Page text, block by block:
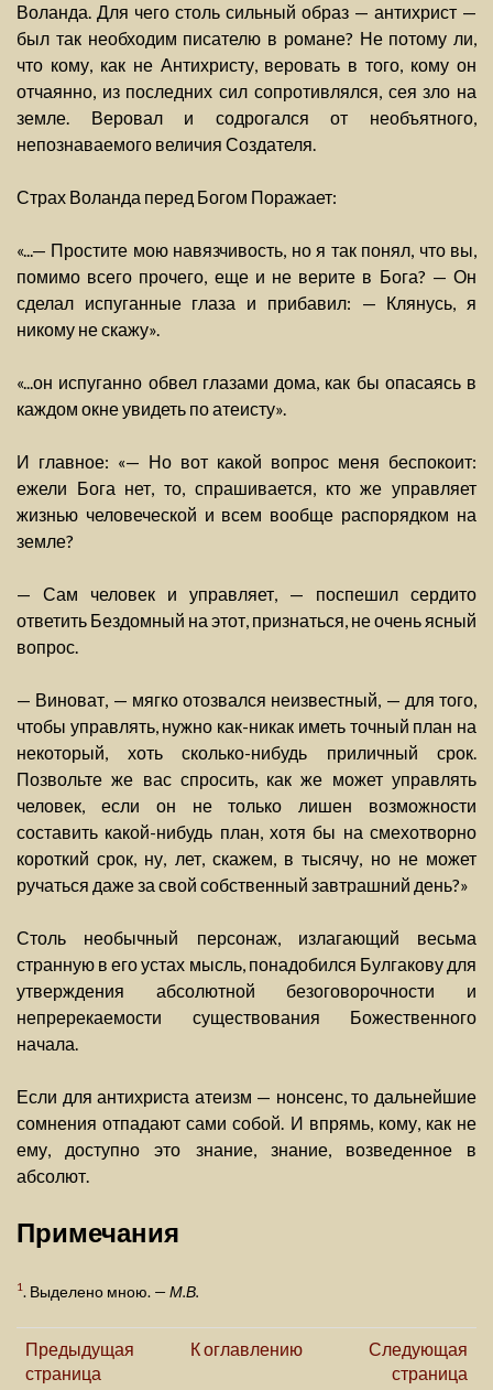
Воланда. Для чего столь сильный образ — антихрист —
был так необходим писателю в романе? Не потому ли,
что кому, как не Антихристу, веровать в того, кому он
отчаянно, из последних сил сопротивлялся, сея зло на
земле. Веровал и содрогался от необъятного,
непознаваемого величия Создателя.
Страх Воланда перед Богом Поражает:
«...— Простите мою навязчивость, но я так понял, что вы,
помимо всего прочего, еще и не верите в Бога? — Он
сделал испуганные глаза и прибавил: — Клянусь, я
никому не скажу».
«...он испуганно обвел глазами дома, как бы опасаясь в
каждом окне увидеть по атеисту».
И главное: «— Но вот какой вопрос меня беспокоит:
ежели Бога нет, то, спрашивается, кто же управляет
жизнью человеческой и всем вообще распорядком на
земле?
— Сам человек и управляет, — поспешил сердито
ответить Бездомный на этот, признаться, не очень ясный
вопрос.
— Виноват, — мягко отозвался неизвестный, — для того,
чтобы управлять, нужно как-никак иметь точный план на
некоторый, хоть сколько-нибудь приличный срок.
Позвольте же вас спросить, как же может управлять
человек, если он не только лишен возможности
составить какой-нибудь план, хотя бы на смехотворно
короткий срок, ну, лет, скажем, в тысячу, но не может
ручаться даже за свой собственный завтрашний день?»
Столь необычный персонаж, излагающий весьма
странную в его устах мысль, понадобился Булгакову для
утверждения абсолютной безоговорочности и
непререкаемости существования Божественного
начала.
Если для антихриста атеизм — нонсенс, то дальнейшие
сомнения отпадают сами собой. И впрямь, кому, как не
ему, доступно это знание, знание, возведенное в
абсолют.
Примечания
1. Выделено мною. — М.В.
Предыдущая
страница
К оглавлению
Следующая
страница